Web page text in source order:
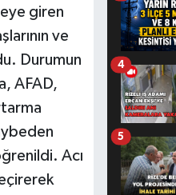
giren
ve
Durumun
AFAD,
Acı
4
5